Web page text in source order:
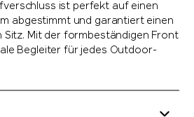
ist perfekt auf einen
abgestimmt und garantiert einen
Sitz. Mit der formbeständigen Front
Begleiter für jedes Outdoor-